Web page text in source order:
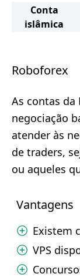
Conta
islâmica
Roboforex
As contas da
negociação
atender às
de traders,
ou aqueles
Vantagens
Existem
VPS